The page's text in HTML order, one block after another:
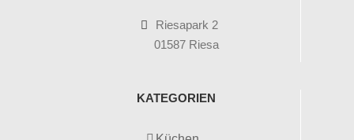
Riesapark 2
01587 Riesa
KATEGORIEN